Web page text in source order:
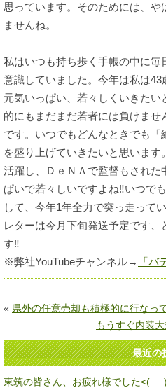
思っています。そのためには、
ませんね。
私はいつも持ち歩く手帳の中に毎
意識していました。今年は私は
元気いっぱい、若々しくいきた
的にもまだまだ若者には負けませ
です。いつでもどんなときでも
を盛り上げていきたいと思いま
活躍し、ＤｅＮＡで監督もされた
ぱいで若々しいですよね‼いつで
して、今年1年全力で突っ走って
レターは今月下旬発送予定です、
す‼
※弊社YouTubeチャンネル→
「バ
« 県外の任意売却も積極的に行なっ
もうすぐ内装
最近の
東筑の皆さん、お疲れ様でした<(_